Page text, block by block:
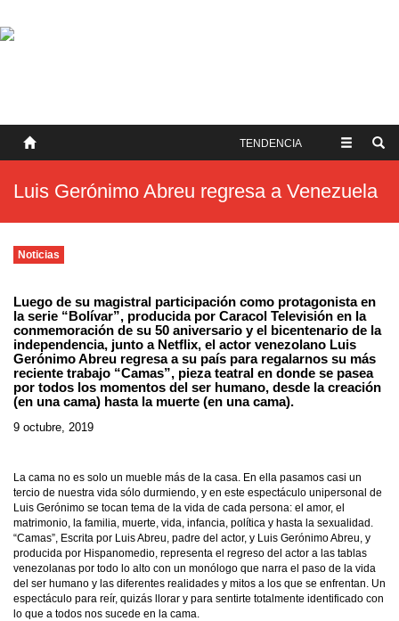
SOBRE NOSOTROS
TENDENCIA
Luis Gerónimo Abreu regresa a Venezuela
Noticias
Luego de su magistral participación como protagonista en
la serie “Bolívar”, producida por Caracol Televisión en la
conmemoración de su 50 aniversario y el bicentenario de la
independencia, junto a Netflix, el actor venezolano Luis
Gerónimo Abreu regresa a su país para regalarnos su más
reciente trabajo “Camas”, pieza teatral en donde se pasea
por todos los momentos del ser humano, desde la creación
(en una cama) hasta la muerte (en una cama).
9 octubre, 2019
La cama no es solo un mueble más de la casa. En ella pasamos casi un
tercio de nuestra vida sólo durmiendo, y en este espectáculo unipersonal de
Luis Gerónimo se tocan tema de la vida de cada persona: el amor, el
matrimonio, la familia, muerte, vida, infancia, política y hasta la sexualidad.
“Camas”, Escrita por Luis Abreu, padre del actor, y Luis Gerónimo Abreu, y
producida por Hispanomedio, representa el regreso del actor a las tablas
venezolanas por todo lo alto con un monólogo que narra el paso de la vida
del ser humano y las diferentes realidades y mitos a los que se enfrentan. Un
espectáculo para reír, quizás llorar y para sentirte totalmente identificado con
lo que a todos nos sucede en la cama.